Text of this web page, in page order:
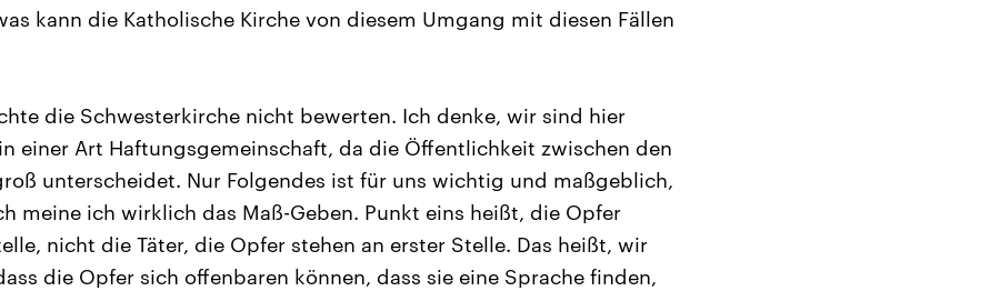
kann die Katholische Kirche von diesem Umgang mit diesen Fällen
die Schwesterkirche nicht bewerten. Ich denke, wir sind hier
einer Art Haftungsgemeinschaft, da die Öffentlichkeit zwischen den
unterscheidet. Nur Folgendes ist für uns wichtig und maßgeblich,
meine ich wirklich das Maß-Geben. Punkt eins heißt, die Opfer
nicht die Täter, die Opfer stehen an erster Stelle. Das heißt, wir
die Opfer sich offenbaren können, dass sie eine Sprache finden,